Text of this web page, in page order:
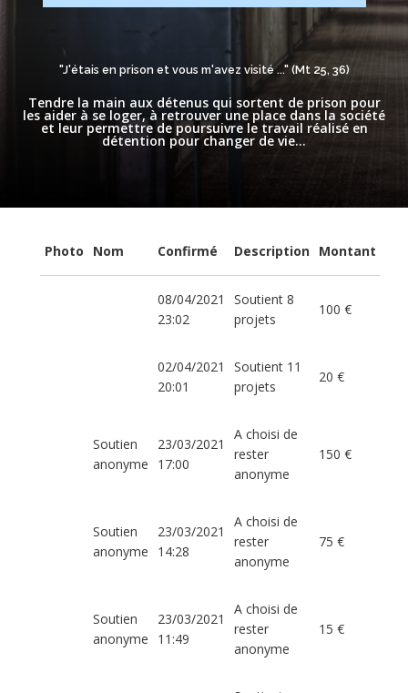
"J'étais en prison et vous m'avez visité ..." (Mt 25, 36)
Tendre la main aux détenus qui sortent de prison pour
les aider à se loger, à retrouver une place dans la société
et leur permettre de poursuivre le travail réalisé en
détention pour changer de vie...
Photo Nom Confirmé Description Montant
08/04/2021
23:02
Soutient 8
projets
100 €
02/04/2021
20:01
Soutient 11
projets
20 €
Soutien
anonyme
23/03/2021
17:00
A choisi de
rester
anonyme
150 €
Soutien
anonyme
23/03/2021
14:28
A choisi de
rester
anonyme
75 €
Soutien
anonyme
23/03/2021
11:49
A choisi de
rester
anonyme
15 €